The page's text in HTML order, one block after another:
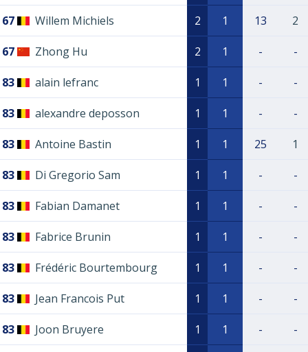
67 Willem Michiels 2 1 13 2
67 Zhong Hu 2 1 - -
83 alain lefranc 1 1 - -
83 alexandre deposson 1 1 - -
83 Antoine Bastin 1 1 25 1
83 Di Gregorio Sam 1 1 - -
83 Fabian Damanet 1 1 - -
83 Fabrice Brunin 1 1 - -
83 Frédéric Bourtembourg 1 1 - -
83 Jean Francois Put 1 1 - -
83 Joon Bruyere 1 1 - -